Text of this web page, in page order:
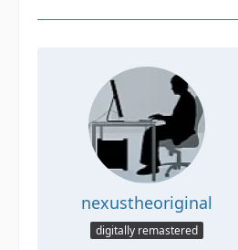
nexustheoriginal
digitally remastered